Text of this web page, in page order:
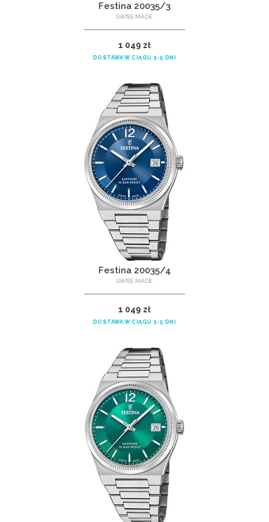
Festina 20035/3
SWISS MADE
1 049 zł
DOSTAWA W CIĄGU 3-5 DNI
Festina 20035/4
SWISS MADE
1 049 zł
DOSTAWA W CIĄGU 3-5 DNI